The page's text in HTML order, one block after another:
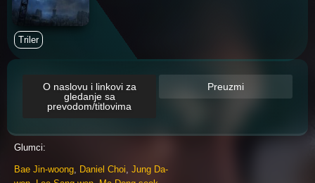
Triler
O naslovu i linkovi za
gledanje sa
prevodom/titlovima
Preuzmi
Glumci:
Bae Jin-woong, Daniel Choi, Jung Da-